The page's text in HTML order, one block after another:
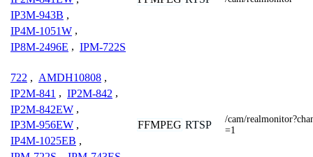
IP3M-943B ,
IP4M-1051W ,
IP8M-2496E , IPM-722S
722 , AMDH10808 ,
IP2M-841 , IP2M-842 ,
IP2M-842EW ,
IP3M-956EW ,
IP4M-1025EB ,
FFMPEG RTSP
/cam/
=1